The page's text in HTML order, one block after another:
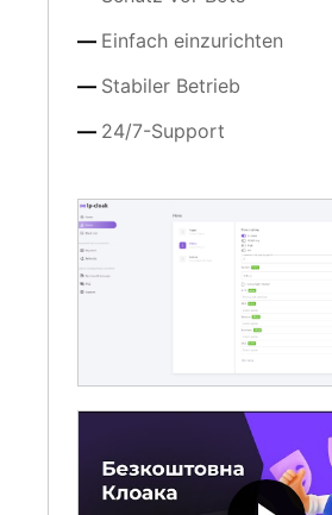
Einfach einzurichten
Stabiler Betrieb
24/7-Support